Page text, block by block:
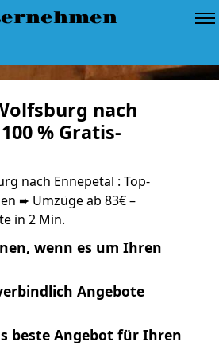
nach
% Gratis-
nach Ennepetal : Top-
➨ Umzüge ab 83€ –
in 2 Min.
wenn es um Ihren
Angebote
beste Angebot für Ihren